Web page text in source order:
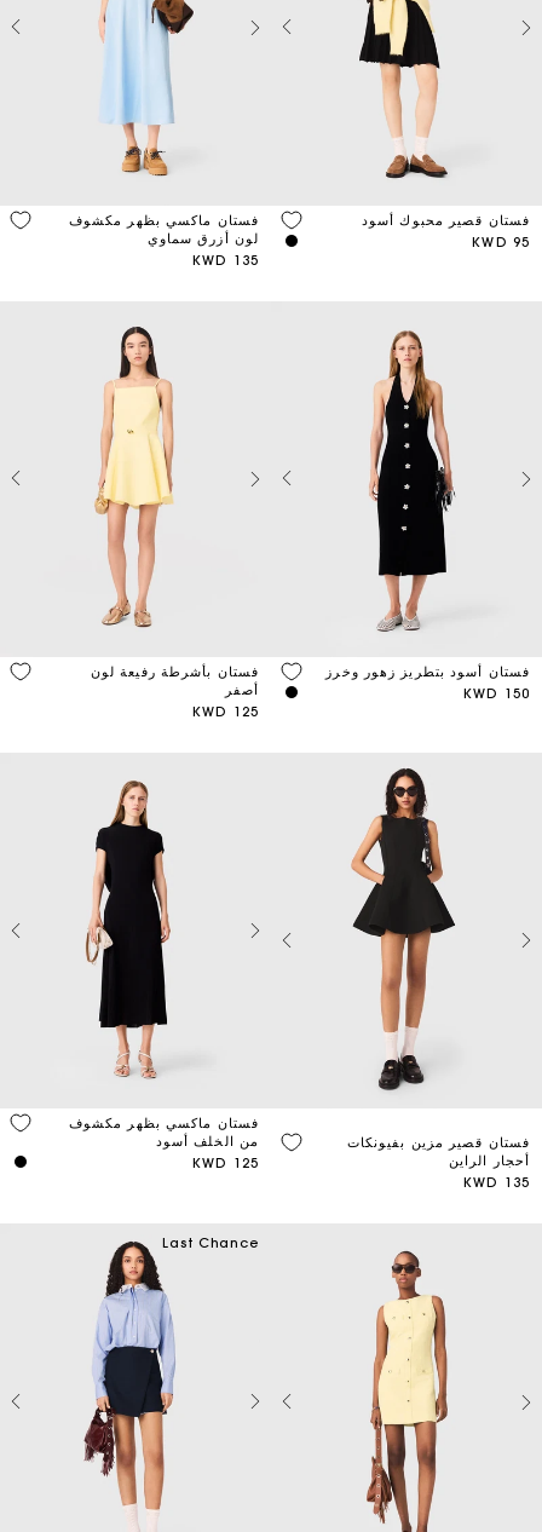
فستان قصير محبوك أسود
95 KWD
فستان ماكسي بظهر مكشوف
لون أزرق سماوي
135 KWD
فستان أسود بتطريز زهور وخرز
150 KWD
فستان بأشرطة رفيعة لون
أصفر
125 KWD
فستان قصير مزين بفيونكات
أحجار الراين
135 KWD
فستان ماكسي بظهر مكشوف
من الخلف أسود
125 KWD
Last Chance